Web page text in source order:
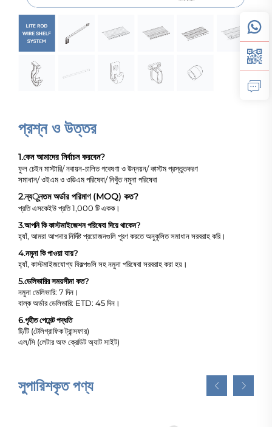
প্রশ্ন ও উত্তর
1.কেন আমাদের নির্বাচন করবেন?
ফুল চেইন মাস্টারি/ নবায়ন-চালিত গবেষণা ও উন্নয়ন/ কাস্টম প্রস্তুতকরণ
সমাধান/ ওইএম ও ওডিএম পরিষেবা/ নিখুঁত নমুনা পরিষেবা
2.ন্যूনতম অর্ডার পরিমাণ (MOQ) কত?
প্রতি এসকেইউ প্রতি 1,000 টি একক।
3.আপনি কি কাস্টমাইজেশন পরিষেবা দিয়ে থাকেন?
হ্যাঁ, আমরা আপনার নির্দিষ্ট প্রয়োজনগুলি পূরণ করতে অনুকূলিত সমাধান সরবরাহ করি।
4.নমুনা কি পাওয়া যায়?
হ্যাঁ, কাস্টমাইজযোগ্য বিকল্পগুলি সহ নমুনা পরিষেবা সরবরাহ করা হয়।
5.ডেলিভারির সময়সীমা কত?
নমুনা ডেলিভারি: 7 দিন।
বাল্ক অর্ডার ডেলিভারি: ETD: 45 দিন।
6.গৃহীত পেমেন্ট পদ্ধতি
টি/টি (টেলিগ্রাফিক ট্রান্সফার)
এল/সি (লেটার অফ ক্রেডিট অ্যাট সাইট)
সুপারিশকৃত পণ্য